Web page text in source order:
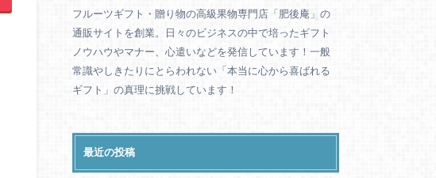
フルーツギフト・贈り物の高級果物専門店「肥後庵」の
通販サイトを創業。日々のビジネスの中で培ったギフト
ノウハウやマナー、心遣いなどを発信しています！一般
常識やしきたりにとらわれない「本当に心から喜ばれる
ギフト」の真理に挑戦しています！
最近の投稿